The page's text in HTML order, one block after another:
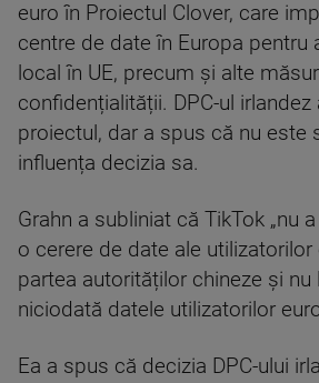
euro în Proiectul Clover, care
centre de date în Europa pentru
local în UE, precum și alte
confidențialității. DPC-ul
proiectul, dar a spus că nu este
influența decizia sa.
Grahn a subliniat că TikTok „nu
o cerere de date ale utilizatorilor
partea autorităților chineze și nu
niciodată datele utilizatorilor
Ea a spus că decizia DPC-ului